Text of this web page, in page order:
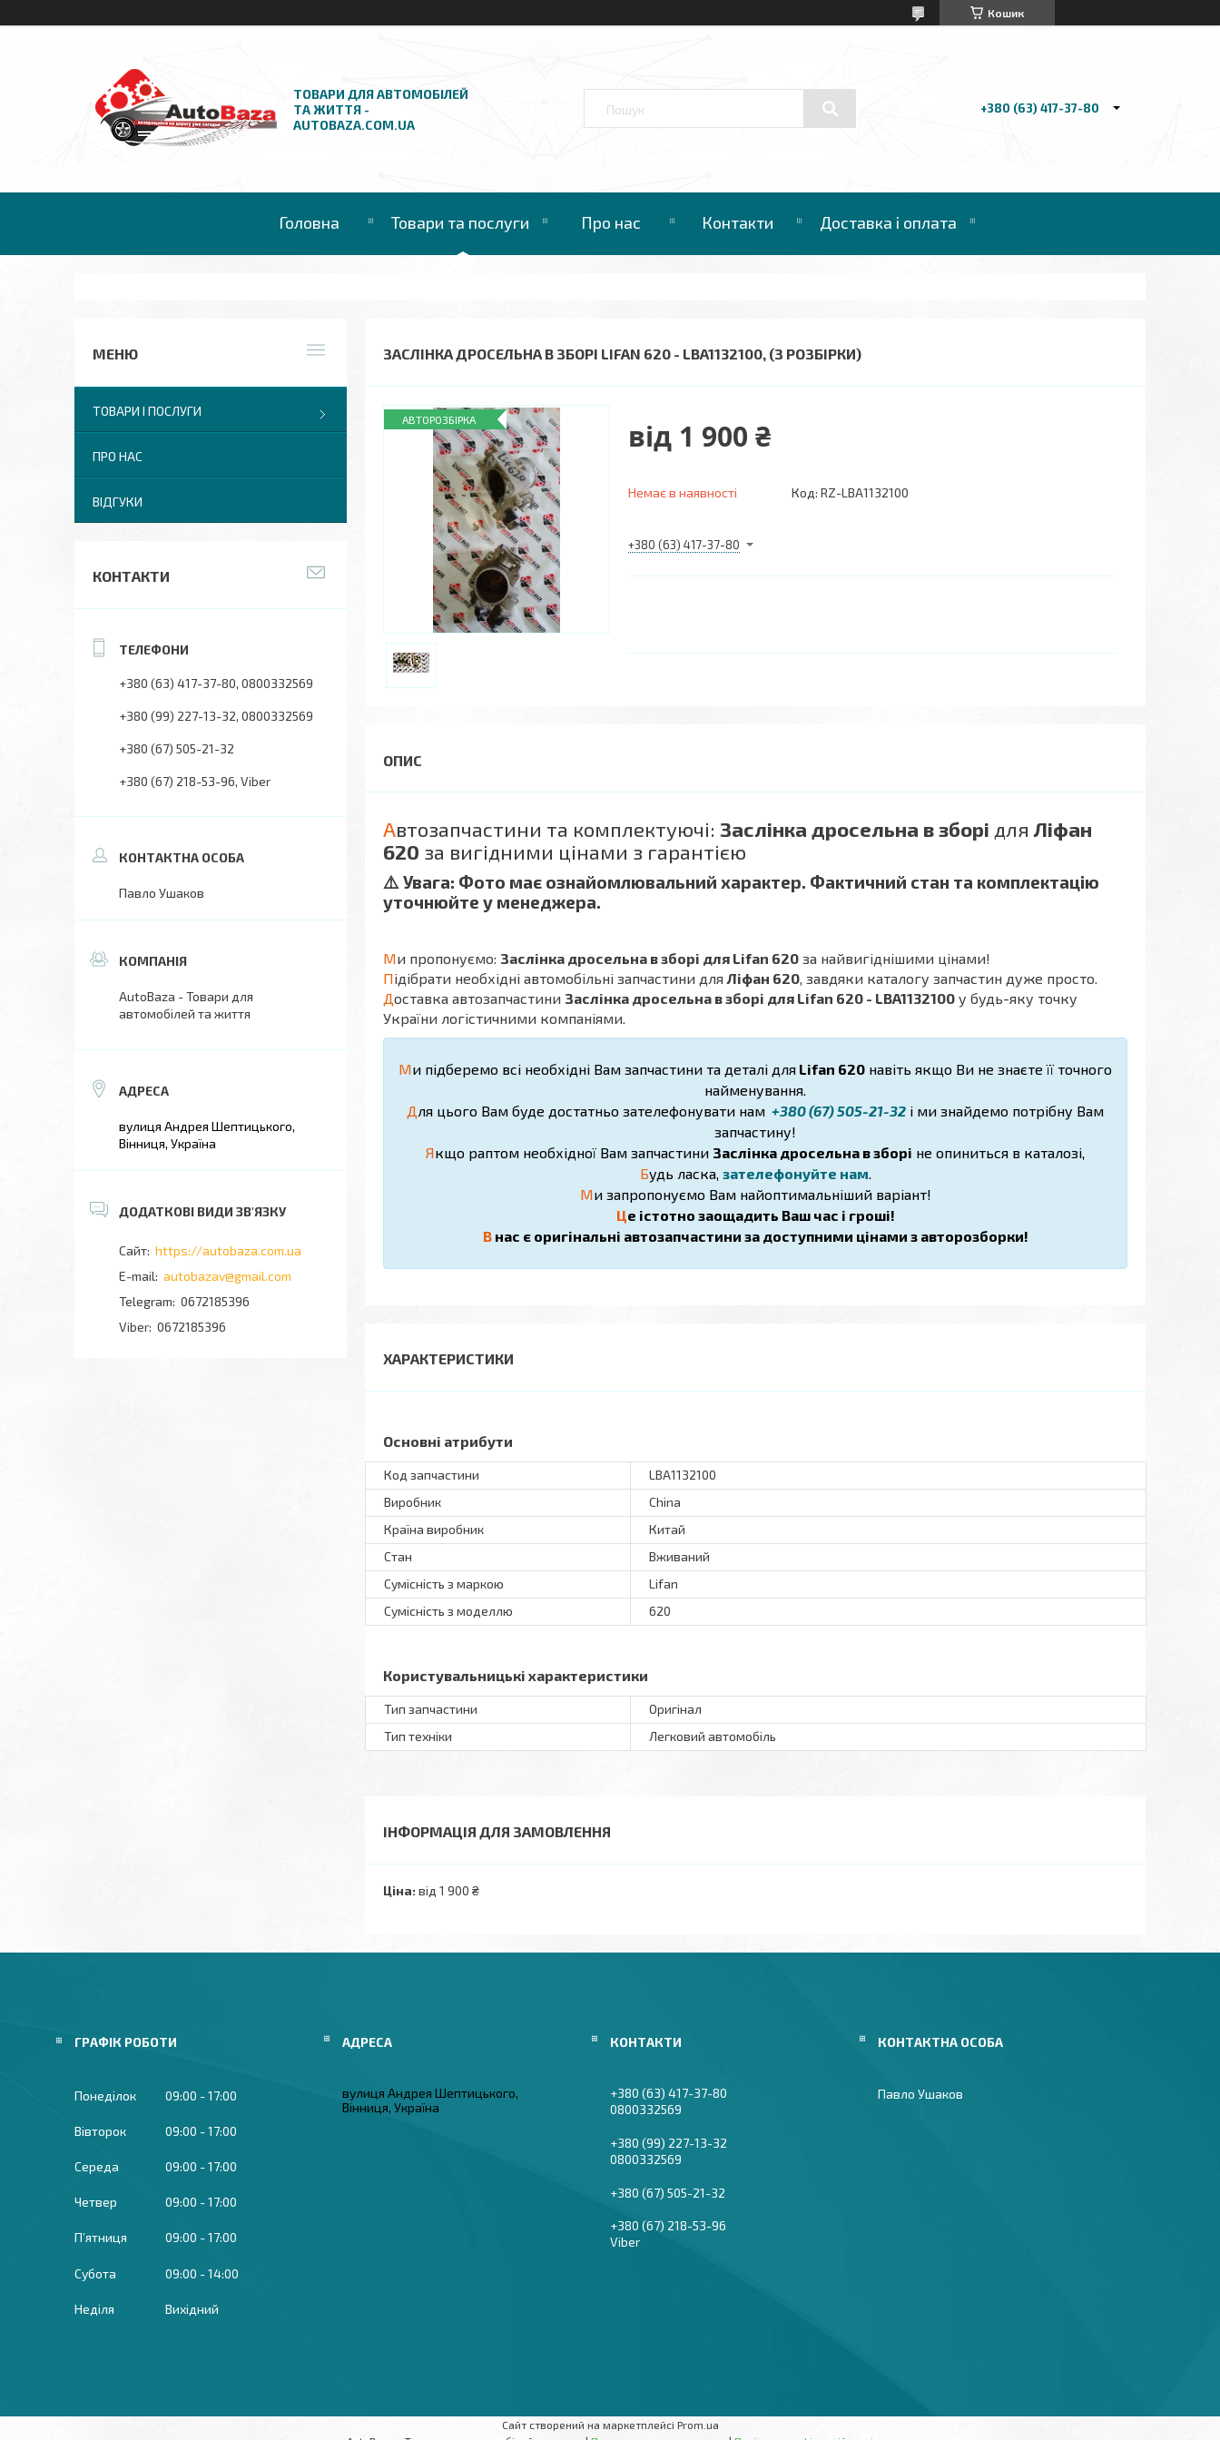
Кошик
ТОВАРИ ДЛЯ АВТОМОБІЛЕЙ
ТА ЖИТТЯ -
AUTOBAZA.COM.UA
+380 (63) 417-37-80
Головна Товари та послуги Про нас Контакти Доставка і оплата
ЗАСЛІНКА ДРОСЕЛЬНА В ЗБОРІ LIFAN 620 - LBA1132100, (З РОЗБІРКИ)
АВТОРОЗБІРКА від 1 900 ₴
Немає в наявності Код: RZ-LBA1132100
+380 (63) 417-37-80
Автозапчастини та комплектуючі: Заслінка дросельна в зборі дляЛіфан
620 за вигідними цінами з гарантією
⚠️ Увага: Фото має ознайомлювальний характер. Фактичний стан та комплектацію
уточнюйте у менеджера.
Ми пропонуємо: Заслінка дросельна в зборі для Lifan 620 за найвигіднішими цінами!
Підібрати необхідні автомобільні запчастини дляЛіфан 620, завдяки каталогу запчастин дуже просто.
Доставка автозапчастини Заслінка дросельна в зборі для Lifan 620 - LBA1132100 у будь-яку точку
України логістичними компаніями.
Ми підберемо всі необхідні Вам запчастини та деталі для Lifan 620 навіть якщо Ви не знаєте її точного
найменування.
Для цього Вам буде достатньо зателефонувати нам +380 (67) 505-21-32 і ми знайдемо потрібну Вам
запчастину!
Якщо раптом необхідної Вам запчастини Заслінка дросельна в зборі не опиниться в каталозі,
Будь ласка, зателефонуйте нам.
Ми запропонуємо Вам найоптимальніший варіант!
Це істотно заощадить Ваш час і гроші!
Внас є оригінальні автозапчастини за доступними цінами з авторозборки!
ХАРАКТЕРИСТИКИ
Основні атрибути
Код запчастини
LBA1132100
Виробник
China
Країна виробник
Китай
Стан
Вживаний
Сумісність з маркою
Lifan
Сумісність з моделлю
620
Користувальницькі характеристики
Тип запчастини
Оригінал
Тип техніки
Легковий автомобіль
ІНФОРМАЦІЯ ДЛЯ ЗАМОВЛЕННЯ
Ціна: від 1 900 ₴
ТОВАРИ І ПОСЛУГИ
ПРО НАС
ВІДГУКИ
КОНТАКТИ
+380 (63) 417-37-80 0800332569
+380 (99) 227-13-32 0800332569
+380 (67) 505-21-32
+380 (67) 218-53-96 Viber
Павло Ушаков
AutoBaza - Товари для
автомобілей та життя
вулиця Андрея Шептицького,
Вінниця, Україна
https://autobaza.com.ua
autobazav@gmail.com
0672185396
0672185396
ГРАФІК РОБОТИ
Понеділок 09:00 17:00
Вівторок 09:00 17:00
Середа 09:00 17:00
Четвер 09:00 17:00
Пʼятниця 09:00 17:00
Субота 09:00 14:00
Неділя Вихідний
вулиця Андрея Шептицького,
Вінниця, Україна
+380 (63) 417-37-80
0800332569
+380 (99) 227-13-32
0800332569
+380 (67) 505-21-32
+380 (67) 218-53-96
Viber
Павло Ушаков
Сайт створений на маркетплейсі Prom.ua